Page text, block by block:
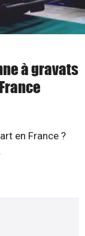
à gravats
en France ?